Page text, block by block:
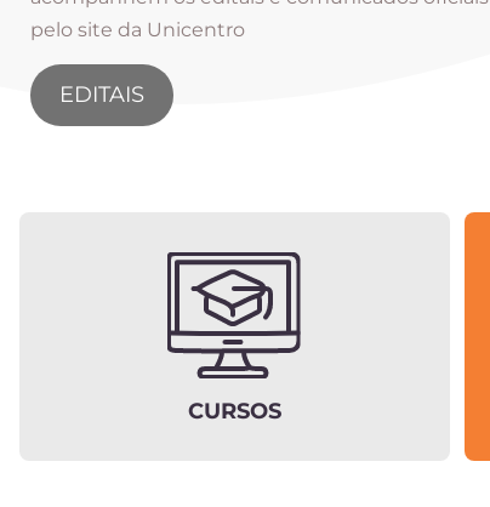
pelo site da Unicentro
EDITAIS
CURSOS